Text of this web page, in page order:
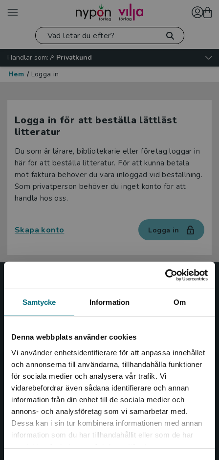
Samtycke Information Om
Denna webbplats använder cookies
Vi använder enhetsidentifierare för att anpassa innehållet
och annonserna till användarna, tillhandahålla funktioner
för sociala medier och analysera vår trafik. Vi
vidarebefordrar även sådana identifierare och annan
information från din enhet till de sociala medier och
annons- och analysföretag som vi samarbetar med.
Dessa kan i sin tur kombinera informationen med annan
information som du har tillhandahållit eller som de har
Begränsad fraktregion
Det verkar som att du besöker
Handlar som:
Privatkund
Hem / Logga in
Logga in för att beställa lättläst
litteratur
Du som är lärare, bibliotekarie eller företag loggar in
här för att beställa litteratur. För att kunna betala
mot faktura behöver du vara inloggad vid beställning.
Som privatperson behöver du inget konto för att
handla hos oss.
Skapa konto Logga in
Nypon och Vilja
Nypon och Vilja förlag ger ut böcker som väcker läslust
såväl barn som vuxna.
Nypon och Vilja förlag är en del av Studentlitteratur.
Kontakta oss
Kontakta oss
046-31 20 00
Box 141